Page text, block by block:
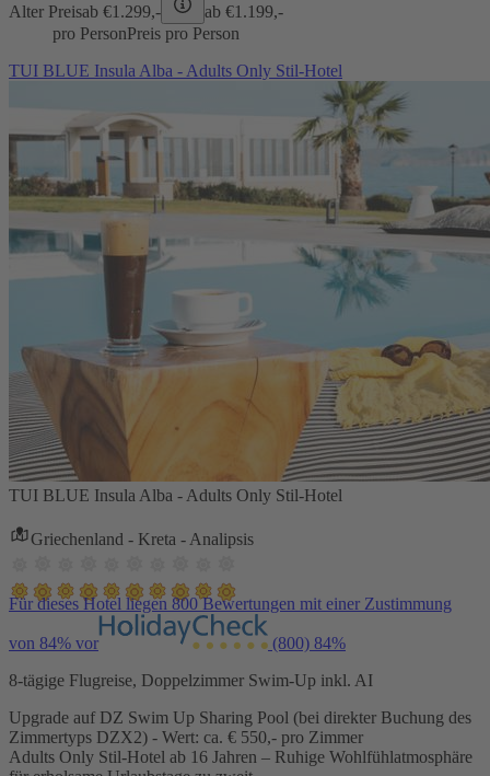
Alter Preisab €1.299,- ab €1.199,-
pro PersonPreis pro Person
TUI BLUE Insula Alba - Adults Only Stil-Hotel
TUI BLUE Insula Alba - Adults Only Stil-Hotel
Griechenland - Kreta - Analipsis
Für dieses Hotel liegen 800 Bewertungen mit einer Zustimmung
von 84% vor (800) 84%
8-tägige Flugreise, Doppelzimmer Swim-Up inkl. AI
Upgrade auf DZ Swim Up Sharing Pool (bei direkter Buchung des
Zimmertyps DZX2) - Wert: ca. € 550,- pro Zimmer
Adults Only Stil-Hotel ab 16 Jahren – Ruhige Wohlfühlatmosphäre